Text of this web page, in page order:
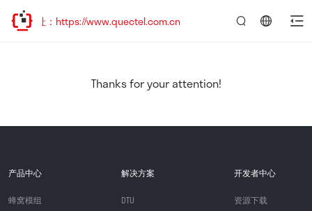
访问新址：https://www.quectel.com.cn
Thanks for your attention!
产品中心
蜂窝模组
解决方案
DTU
开发者中心
资源下载